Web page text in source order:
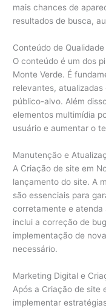
mais chances de
resultados de busca,
Conteúdo de
O conteúdo é um dos
Monte Verde. É
relevantes,
público-alvo. Além
elementos multimídia
usuário e aumentar o
Manutenção e
A Criação de site em
lançamento do site. A
são essenciais para
corretamente e atenda
inclui a correção de
implementação de
necessário.
Marketing Digital e
Após a Criação de site
implementar